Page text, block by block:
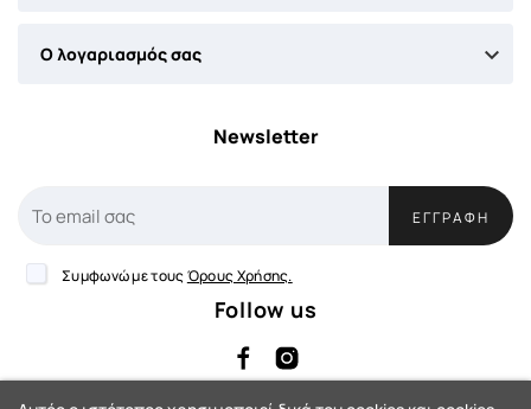
Ο λογαριασμός σας 
Newsletter
ΕΓΓΡΑΦΉ
Συμφωνώ με τους Όρους Χρήσης.
Follow us